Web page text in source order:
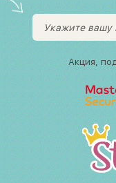
Акция,